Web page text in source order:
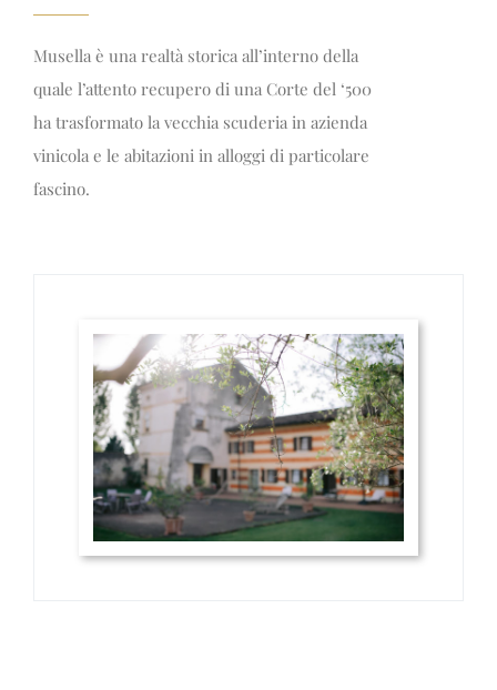
Musella è una realtà storica all’interno della
quale l’attento recupero di una Corte del ‘500
ha trasformato la vecchia scuderia in azienda
vinicola e le abitazioni in alloggi di particolare
fascino.